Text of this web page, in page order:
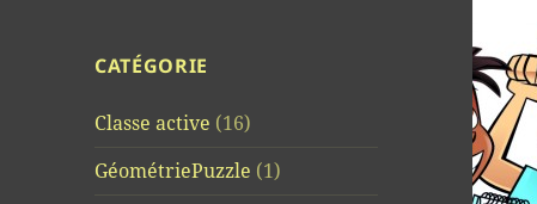
CATÉGORIE
Classe active (16)
GéométriePuzzle (1)